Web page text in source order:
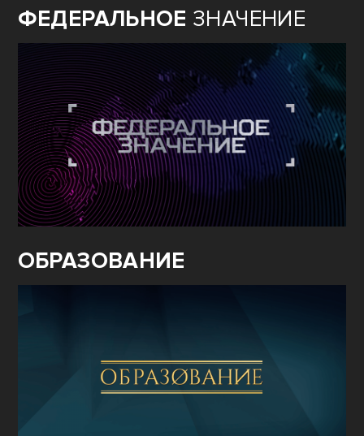
ФЕДЕРАЛЬНОЕ ЗНАЧЕНИЕ
ОБРАЗОВАНИЕ